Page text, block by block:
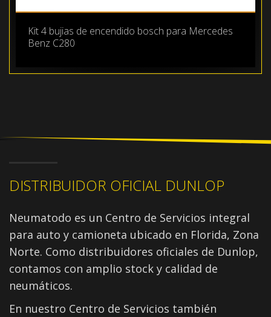
Kit 4 bujias de encendido bosch para Mercedes
Benz C280
DISTRIBUIDOR OFICIAL DUNLOP
Neumatodo es un Centro de Servicios integral
para auto y camioneta ubicado en Florida, Zona
Norte. Como distribuidores oficiales de Dunlop,
contamos con amplio stock y calidad de
neumáticos.
En nuestro Centro de Servicios también